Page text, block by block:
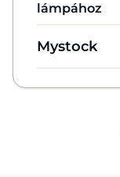
lámpához
Mystock